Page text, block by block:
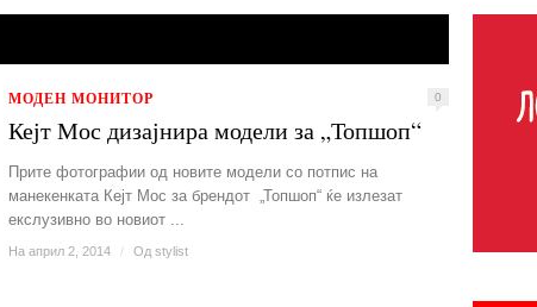
МОДЕН МОНИТОР 0
Кејт Мос дизајнира модели за „Топшоп“
Прите фотографии од новите модели со потпис на
манекенката Кејт Мос за брендот „Топшоп“ ќе излезат
екслузивно во новиот ...
На април 2, 2014 / Од stylist